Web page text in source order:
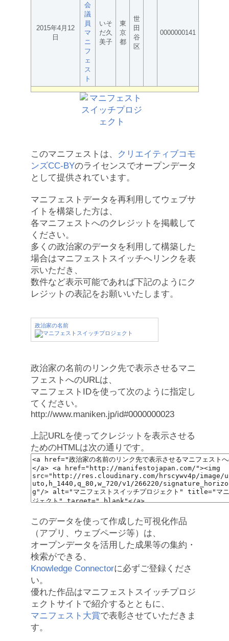
2015年4月12
日
会
議
員
マ
ニ
フ
ェ
ス
ト
いそ
だ久
美子
東
京
都
世
田
谷
区
0000000141
このマニフェストは、
クリエイティブコモ
ンズCC-BYのライセンスでオープンデータ
として提供されています。
マニフェストデータを再利用してウェブサ
イトを構築した方は、
各マニフェストへのクレジットを掲載して
ください。
多くの政治家のデータを利用して構築した
場合はマニフェストスイッチへリンクを表
示いただき、
数件など表示可能であれば下記のようにク
レジットの表記をお願いいたします。
政治家の名前
政治家の名前のリンク先で表示させるマニ
フェストへのURLは、
マニフェストIDを使って次のように指定し
てください。
http://www.maniken.jp/id#0000000023
上記URLを使ってクレジットを表示させる
ためのHTMLは次の通りです。
このデータを使って作成した可視化作品
（アプリ、ウェブページ等）は、
オープンデータを活用した成果等の集約・
検索ができる、
Knowledge Connectorに必ずご登録くださ
い。
優れた作品はマニフェストスイッチプロジ
ェクトサイトで紹介するとともに、
マニフェスト大賞で表彰させていただきま
す。